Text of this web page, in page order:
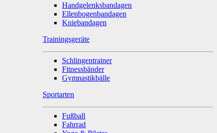
Handgelenksbandagen
Ellenbogenbandagen
Kniebandagen
Trainingsgeräte
Schlingentrainer
Fitnessbänder
Gymnastikbälle
Sportarten
Fußball
Fahrrad